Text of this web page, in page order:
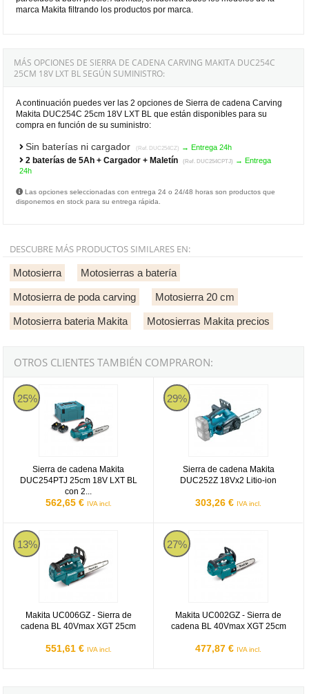
marca Makita filtrando los productos por marca.
MÁS OPCIONES DE SIERRA DE CADENA CARVING MAKITA DUC254C
25CM 18V LXT BL SEGÚN SUMINISTRO:
A continuación puedes ver las 2 opciones de Sierra de cadena Carving
Makita DUC254C 25cm 18V LXT BL que están disponibles para su
compra en función de su suministro:
Sin baterías ni cargador (Ref. DUC254CZ) → Entrega 24h
2 baterías de 5Ah + Cargador + Maletín (Ref. DUC254CPTJ) → Entrega
24h
Las opciones seleccionadas con entrega 24 o 24/48 horas son productos que
disponemos en stock para su entrega rápida.
DESCUBRE MÁS PRODUCTOS SIMILARES EN:
Motosierra Motosierras a batería
Motosierra de poda carving Motosierra 20 cm
Motosierra bateria Makita Motosierras Makita precios
OTROS CLIENTES TAMBIÉN COMPRARON:
25%
Sierra de cadena Makita
DUC254PTJ 25cm 18V LXT BL
con 2...
562,65 € IVA incl.
Sierra de cadena Makita DUC254PTJ 25cm 18V LXT BL con 2
29%
Sierra de cadena Makita
DUC252Z 18Vx2 Litio-ion
303,26 € IVA incl.
Sierra de cadena Makita
13%
Makita UC006GZ - Sierra de
cadena BL 40Vmax XGT 25cm
551,61 € IVA incl.
Makita UC006GZ
27%
Makita UC002GZ - Sierra de
cadena BL 40Vmax XGT 25cm
477,87 € IVA incl.
Makita UC002GZ